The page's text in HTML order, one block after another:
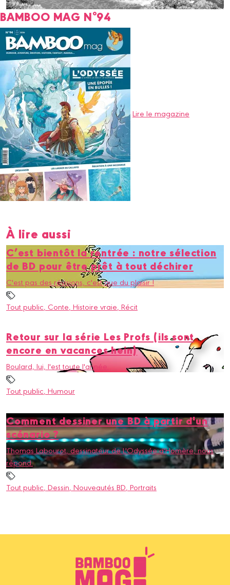
BAMBOO MAG N°94
Lire le magazine
À lire aussi
C’est bientôt la rentrée : notre sélection
de BD pour être prêt à tout déchirer
C'est pas des révisions, c'est que du plaisir !
Tout public, Conte, Histoire vraie, Récit
Retour sur la série Les Profs (ils sont
encore en vacances hein)
Boulard, lui, l'est toute l'année.
Tout public, Humour
Comment dessiner une BD à partir d'un
scénario ?
Thomas Labourot, dessinateur de L'Odyssée d'Homère, nous
répond.
Tout public, Dessin, Nouveautés BD, Portraits